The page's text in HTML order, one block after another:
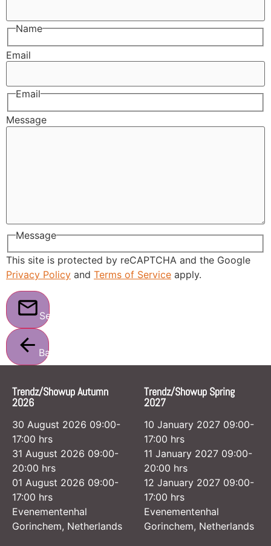
Name
Email
Email
Message
Message
This site is protected by reCAPTCHA and the Google
Privacy Policy and Terms of Service apply.
Send
Back
Trendz/Showup Autumn
2026
30 August 2026 09:00-
17:00 hrs
31 August 2026 09:00-
20:00 hrs
01 August 2026 09:00-
17:00 hrs
Evenementenhal
Gorinchem, Netherlands
Trendz/Showup Spring
2027
10 January 2027 09:00-
17:00 hrs
11 January 2027 09:00-
20:00 hrs
12 January 2027 09:00-
17:00 hrs
Evenementenhal
Gorinchem, Netherlands